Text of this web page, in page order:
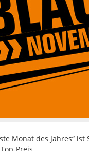
Monat des Jahres“ ist